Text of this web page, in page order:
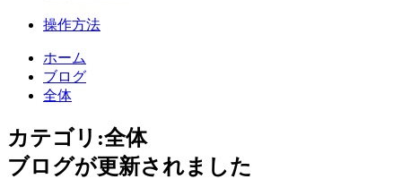
操作方法
ホーム
ブログ
全体
カテゴリ:全体
ブログが更新されました